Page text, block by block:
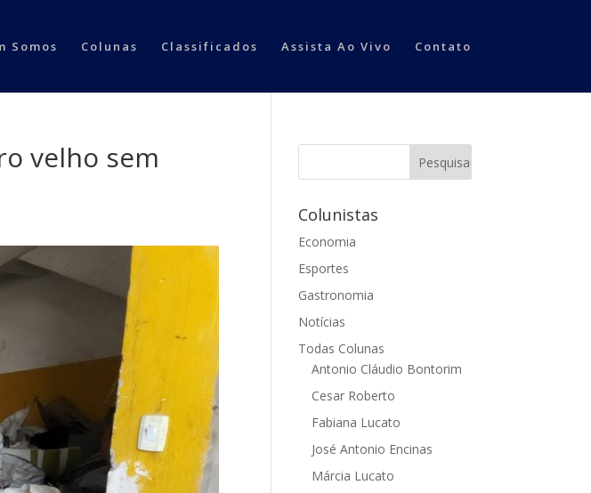
Somos Colunas Classificados Assista Ao Vivo Contato
velho sem
Colunistas
Economia
Esportes
Gastronomia
Notícias
Todas Colunas
Antonio Cláudio Bontorim
Cesar Roberto
Fabiana Lucato
José Antonio Encinas
Márcia Lucato